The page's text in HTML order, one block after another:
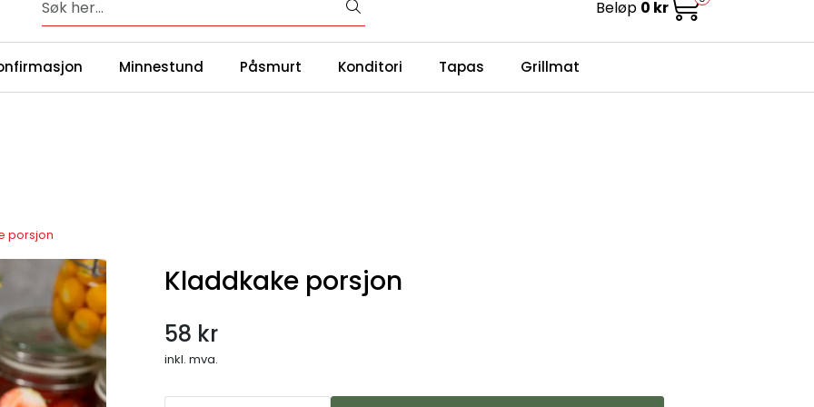
Over 65 års erfaring med catering i Oslo og omegn
Infosenter Favoritter
Beløp 0 kr
Minnestund Påsmurt Konditori Tapas Grillmat
porsjon
Kladdkake porsjon
58 kr
inkl. mva.